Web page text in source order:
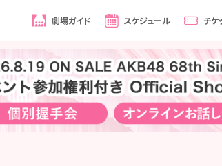
劇場ガイド スケジュール チケ